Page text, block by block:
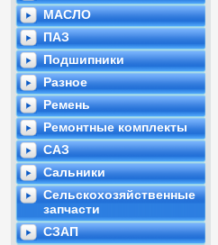
МАСЛО
ПАЗ
Подшипники
Разное
Ремень
Ремонтные комплекты
САЗ
Сальники
Сельскохозяйственные
запчасти
СЗАП